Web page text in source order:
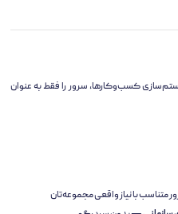
کسب‌وکارها، سرور را فقط به عنوان
متناسب با نیاز واقعی مجموعه‌تان